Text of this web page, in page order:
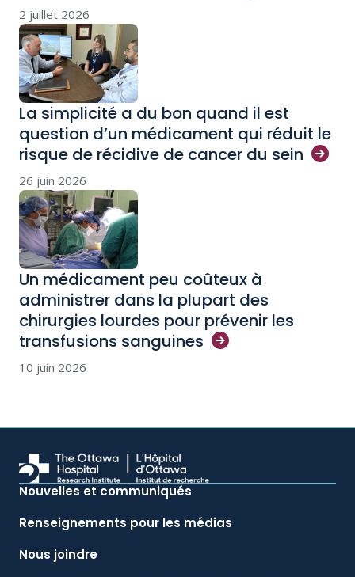
2 juillet 2026
La simplicité a du bon quand il est
question d’un médicament qui réduit le
risque de récidive de cancer du sein
26 juin 2026
Un médicament peu coûteux à
administrer dans la plupart des
chirurgies lourdes pour prévenir les
transfusions sanguines
10 juin 2026
Nouvelles et communiqués
Renseignements pour les médias
Nous joindre